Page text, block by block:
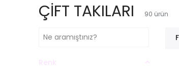
ÇİFT TAKILARI 90 ürün
Renk